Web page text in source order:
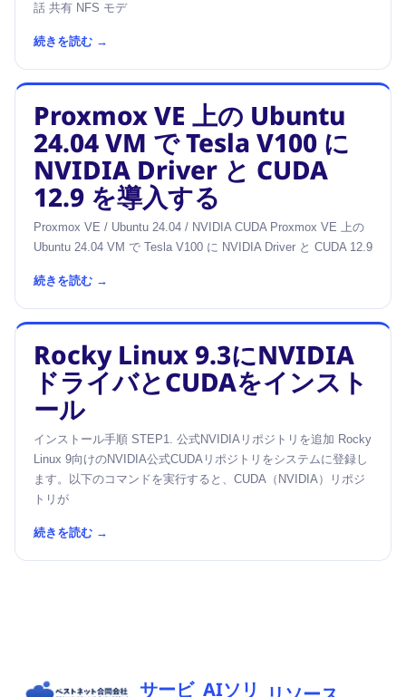
話 共有 NFS モデ
続きを読む →
Proxmox VE 上の Ubuntu
24.04 VM で Tesla V100 に
NVIDIA Driver と CUDA
12.9 を導入する
Proxmox VE / Ubuntu 24.04 / NVIDIA CUDA Proxmox VE 上の
Ubuntu 24.04 VM で Tesla V100 に NVIDIA Driver と CUDA 12.9
続きを読む →
Rocky Linux 9.3にNVIDIA
ドライバとCUDAをインスト
ール
インストール手順 STEP1. 公式NVIDIAリポジトリを追加 Rocky
Linux 9向けのNVIDIA公式CUDAリポジトリをシステムに登録し
ます。以下のコマンドを実行すると、CUDA（NVIDIA）リポジ
トリが
続きを読む →
サービ AIソリ